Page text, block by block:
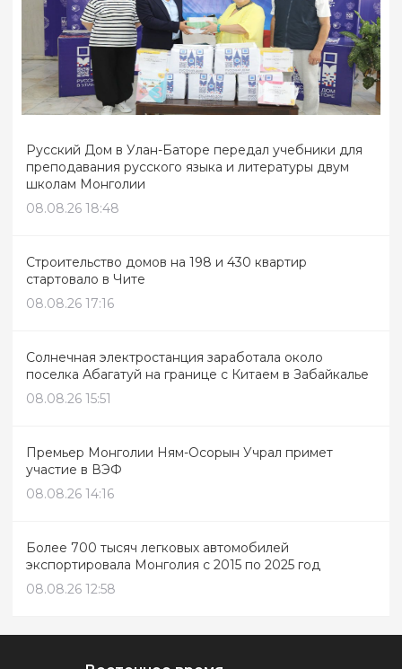
Русский Дом в Улан-Баторе передал учебники для
преподавания русского языка и литературы двум
школам Монголии
08.08.26 18:48
Строительство домов на 198 и 430 квартир
стартовало в Чите
08.08.26 17:16
Солнечная электростанция заработала около
поселка Абагатуй на границе с Китаем в Забайкалье
08.08.26 15:51
Премьер Монголии Ням-Осорын Учрал примет
участие в ВЭФ
08.08.26 14:16
Более 700 тысяч легковых автомобилей
экспортировала Монголия с 2015 по 2025 год
08.08.26 12:58